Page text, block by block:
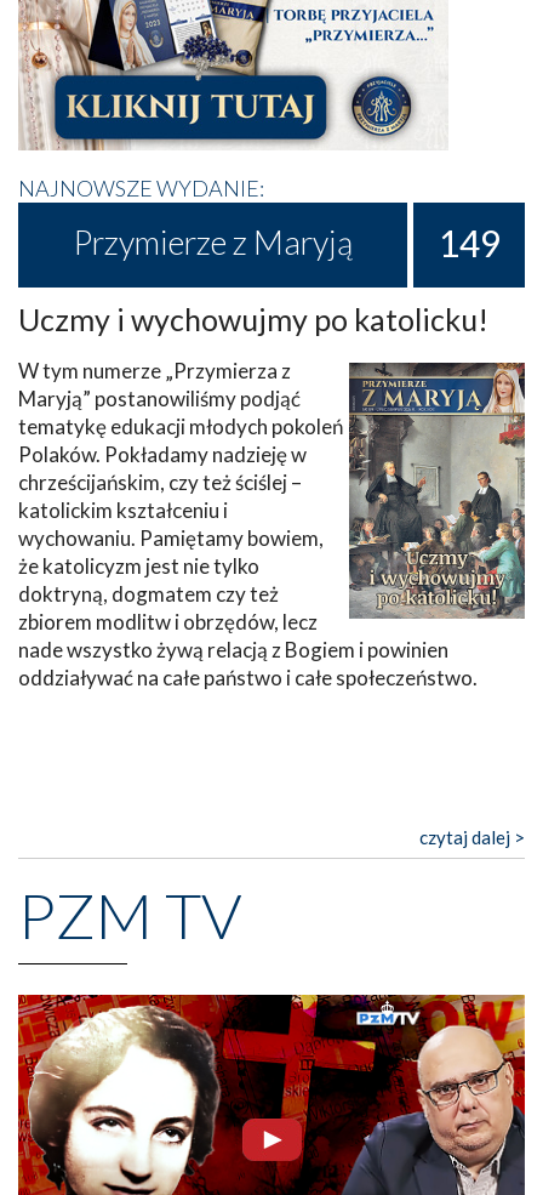
NAJNOWSZE WYDANIE:
Przymierze z Maryją 149
Uczmy i wychowujmy po katolicku!
W tym numerze „Przymierza z
Maryją” postanowiliśmy podjąć
tematykę edukacji młodych pokoleń
Polaków. Pokładamy nadzieję w
chrześcijańskim, czy też ściślej –
katolickim kształceniu i
wychowaniu. Pamiętamy bowiem,
że katolicyzm jest nie tylko
doktryną, dogmatem czy też
zbiorem modlitw i obrzędów, lecz
nade wszystko żywą relacją z Bogiem i powinien
oddziaływać na całe państwo i całe społeczeństwo.
czytaj dalej >
PZM TV